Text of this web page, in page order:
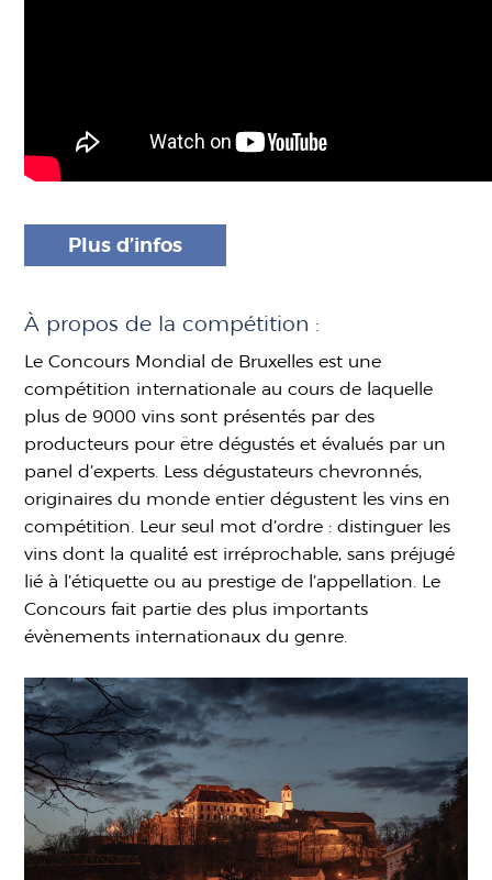
Plus d’infos
À propos de la compétition :
Le Concours Mondial de Bruxelles est une
compétition internationale au cours de laquelle
plus de 9000 vins sont présentés par des
producteurs pour être dégustés et évalués par un
panel d’experts. Less dégustateurs chevronnés,
originaires du monde entier dégustent les vins en
compétition. Leur seul mot d’ordre : distinguer les
vins dont la qualité́ est irréprochable, sans préjugé
lié à l’étiquette ou au prestige de l’appellation. Le
Concours fait partie des plus importants
évènements internationaux du genre.